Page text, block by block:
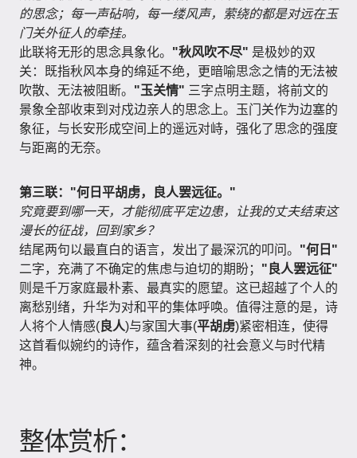
的思念；每一声砧响，每一缕风声，萦绕的都是对远在玉
门关外征人的牵挂。
此联将无形的思念具象化。 "秋风吹不尽" 是极妙的双
关：既指秋风本身的绵延不绝，更暗喻思念之情的无法被
吹散、无法被阻断。 "玉关情" 三字点明主题，将前文的
景象全部收束到对戍边亲人的思念上。玉门关作为边塞的
象征，与长安形成空间上的遥远对峙，强化了思念的强度
与距离的无奈。
第三联："何日平胡虏，良人罢远征。"
究竟要到哪一天，才能彻底平定边患，让我的丈夫结束这
漫长的征战，回到家乡？
结尾两句以最直白的语言，发出了最深沉的叩问。 "何日"
二字，充满了不确定的焦虑与迫切的期盼； "良人罢远征"
则是千万家庭最朴素、最真实的愿望。这已超越了个人的
离愁别绪，升华为对和平的集体呼唤。值得注意的是，诗
人将个人情感( 良人)与家国大事(平胡虏)紧密相连，使得
这首看似婉约的诗作，蕴含着深刻的社会意义与时代精
神。
整体赏析：